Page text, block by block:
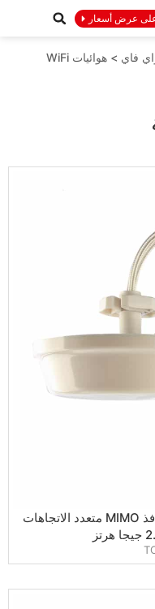
عرض أسعار
فاي >
هوائيات WiFi
2.4/5 جيجا هرتز مزدوج النطاق 6 منافذ MIMO متعدد الاتجاهات